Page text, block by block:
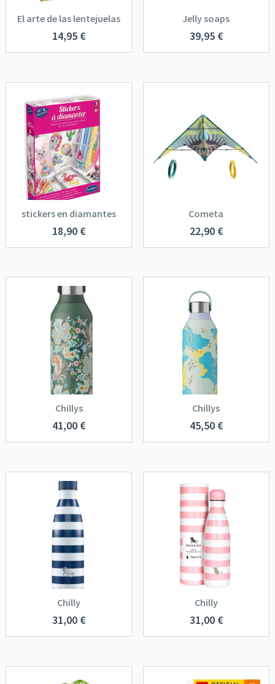
El arte de las lentejuelas
14,95 €
Jelly soaps
39,95 €
stickers en diamantes
18,90 €
Cometa
22,90 €
Chillys
41,00 €
Chillys
45,50 €
Chilly
31,00 €
Chilly
31,00 €